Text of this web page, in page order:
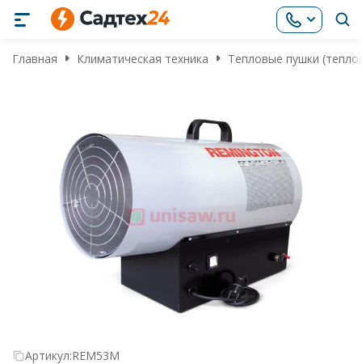
Главная Климатическая техника Тепловые пушки
Артикул:REM53M